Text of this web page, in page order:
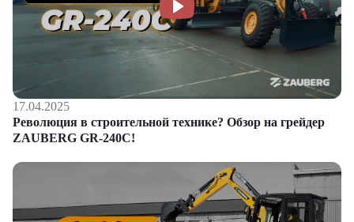
17.04.2025
Революция в строительной технике? Обзор на грейдер
ZAUBERG GR-240C!